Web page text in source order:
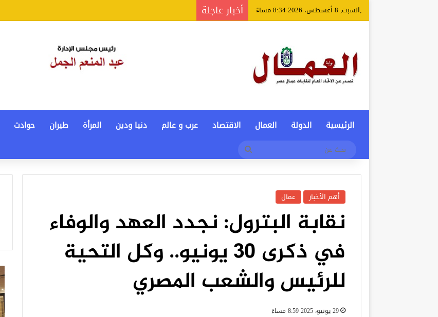
,السبت, 8 أغسطس، 2026 8:34 مساءً أخبار عاجلة
الرئيسية الدولة العمال الاقتصاد عرب و عالم دنيا ودين المرأة طيران حوادث
أهم الأخبار عمال
نقابة البترول: نجدد العهد والوفاء
في ذكرى 30 يونيو.. وكل التحية
للرئيس والشعب المصري
29 يونيو، 2025 8:59 مساءً